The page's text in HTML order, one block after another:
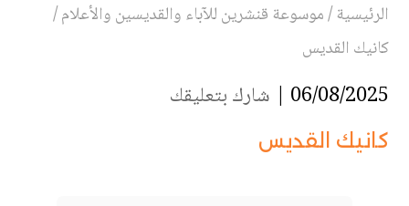
الرئيسية/موسوعة قنشرين للآباء والقديسين والأعلام/
كانيك القديس
06/08/2025 | شارك بتعليقك
كانيك القديس